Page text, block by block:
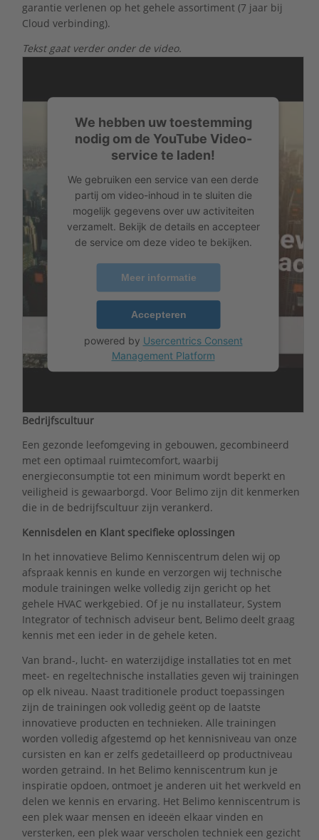
garantie verlenen op het gehele assortiment (7 jaar bij
Cloud verbinding).
Tekst gaat verder onder de video.
We hebben uw toestemming
nodig om de YouTube Video-
service te laden!
We gebruiken een service van een derde
partij om video-inhoud in te sluiten die
mogelijk gegevens over uw activiteiten
verzamelt. Bekijk de details en accepteer
de service om deze video te bekijken.
Meer informatie
Accepteren
powered by Usercentrics Consent
Management Platform
Bedrijfscultuur
Een gezonde leefomgeving in gebouwen, gecombineerd
met een optimaal ruimtecomfort, waarbij
energieconsumptie tot een minimum wordt beperkt en
veiligheid is gewaarborgd. Voor Belimo zijn dit kenmerken
die in de bedrijfscultuur zijn verankerd.
Kennisdelen en Klant specifieke oplossingen
In het innovatieve Belimo Kenniscentrum delen wij op
afspraak kennis en kunde en verzorgen wij technische
module trainingen welke volledig zijn gericht op het
gehele HVAC werkgebied. Of je nu installateur, System
Integrator of technisch adviseur bent, Belimo deelt graag
kennis met een ieder in de gehele keten.
Van brand-, lucht- en waterzijdige installaties tot en met
meet- en regeltechnische installaties geven wij trainingen
op elk niveau. Naast traditionele product toepassingen
zijn de trainingen ook volledig geënt op de laatste
innovatieve producten en technieken. Alle trainingen
worden volledig afgestemd op het kennisniveau van onze
cursisten en kan er zelfs gedetailleerd op productniveau
worden getraind. In het Belimo kenniscentrum kun je
inspiratie opdoen, ontmoet je anderen uit het werkveld en
delen we kennis en ervaring. Het Belimo kenniscentrum is
een plek waar mensen en ideeën elkaar vinden en
versterken, een plek waar verscholen techniek een gezicht